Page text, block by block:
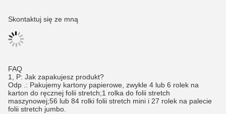
Skontaktuj się ze mną
FAQ
1, P: Jak zapakujesz produkt?
Odp .: Pakujemy kartony papierowe, zwykle 4 lub 6 rolek na
karton do ręcznej folii stretch;1 rolka do folii stretch
maszynowej;56 lub 84 rolki folii stretch mini i 27 rolek na palecie
folii stretch jumbo.